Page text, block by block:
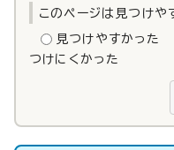
このページは見つけや
見つけやすかった
つけにくかった